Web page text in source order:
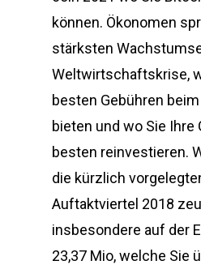
können. Ökonomen
stärksten
Weltwirtschaftskrise,
besten Gebühren
bieten und wo Sie Ihre
besten reinvestieren.
die kürzlich
Auftaktviertel 2018
insbesondere auf der
23,37 Mio, welche Sie